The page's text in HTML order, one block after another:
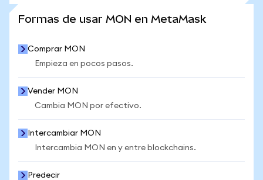
Formas de usar MON en MetaMask
Comprar MON
Empieza en pocos pasos.
Vender MON
Cambia MON por efectivo.
Intercambiar MON
Intercambia MON en y entre blockchains.
Predecir